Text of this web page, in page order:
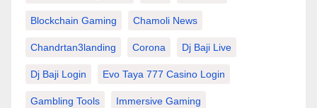
Blockchain Gaming Chamoli News
Chandrtan3landing Corona Dj Baji Live
Dj Baji Login Evo Taya 777 Casino Login
Gambling Tools Immersive Gaming